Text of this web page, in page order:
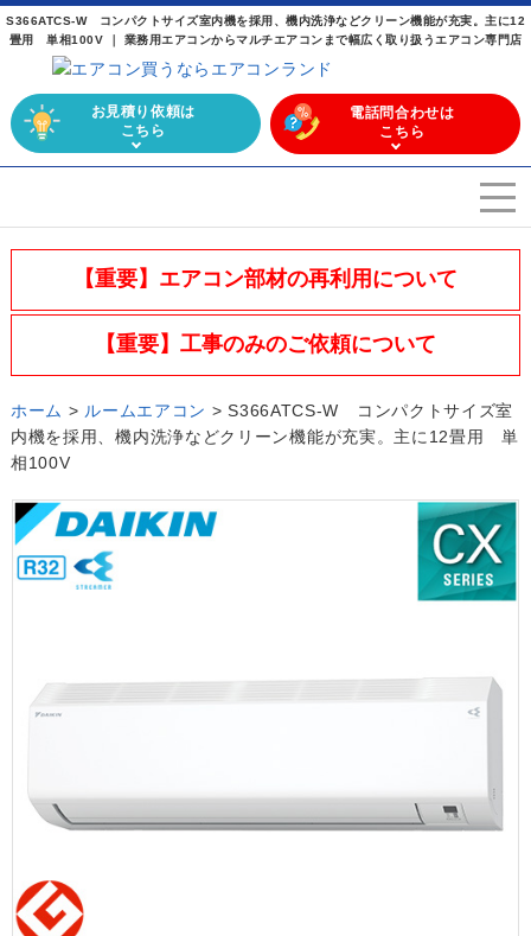
S366ATCS-W コンパクトサイズ室内機を採用、機内洗浄などクリーン機能が充実。主に12
畳用 単相100V ｜ 業務用エアコンからマルチエアコンまで幅広く取り扱うエアコン専門店
お見積り依頼は
こちら
電話問合わせは
こちら
エアコンを選ぶ
Airconditioner search
店舗案内
施工実績
Work
Question
お問い合わせ
【重要】エアコン部材の再利用について
【重要】工事のみのご依頼について
ホーム > ルームエアコン >S366ATCS-W コンパクトサイズ室
内機を採用、機内洗浄などクリーン機能が充実。主に12畳用 単
相100V